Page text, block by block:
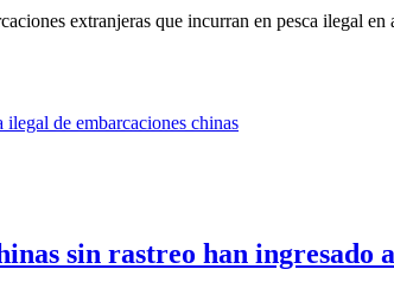
extranjeras que incurran en pesca ilegal en
sin rastreo han ingresado